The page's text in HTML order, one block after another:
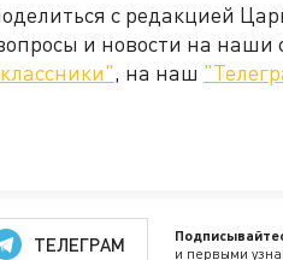
с редакцией
и новости на наши
, на наш
ТЕЛЕГРАМ и первыми